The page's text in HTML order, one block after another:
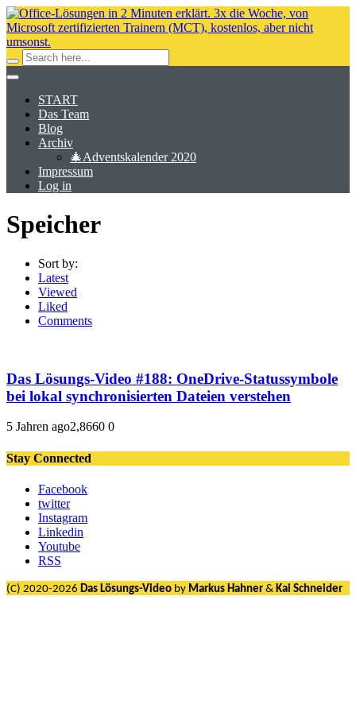
START
Das Team
Blog
Archiv
🎄Adventskalender 2020
Impressum
Log in
Speicher
Sort by:
Latest
Viewed
Liked
Comments
Das Lösungs-Video #188: OneDrive-Statussymbole
bei lokal synchronisierten Dateien verstehen
5 Jahren ago2,8660 0
Stay Connected
Facebook
twitter
Instagram
Linkedin
Youtube
RSS
(C) 2020-2026 Das Lösungs-Video by Markus Hahner & Kai Schneider